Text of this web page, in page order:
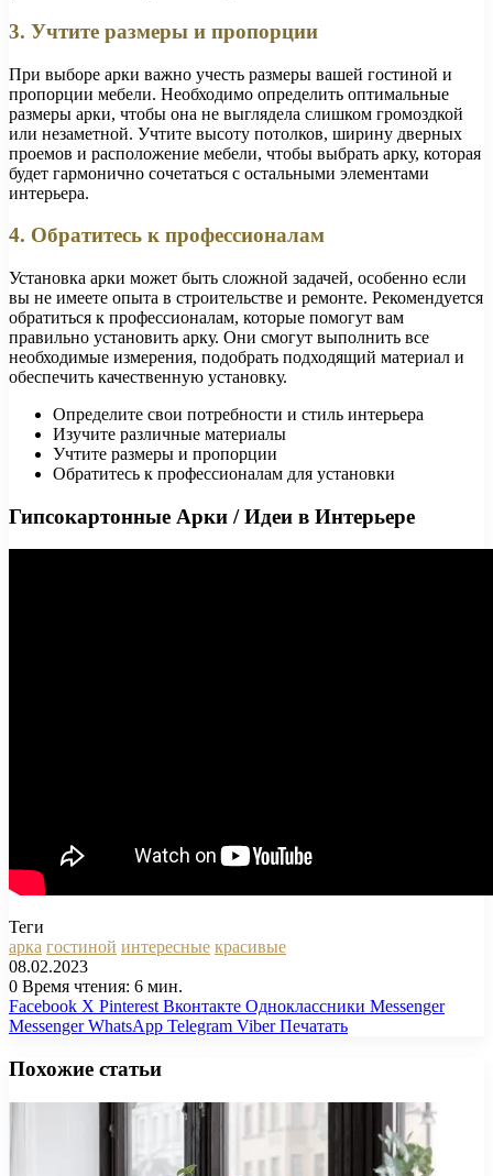
3. Учтите размеры и пропорции
При выборе арки важно учесть размеры вашей гостиной и
пропорции мебели. Необходимо определить оптимальные
размеры арки, чтобы она не выглядела слишком громоздкой
или незаметной. Учтите высоту потолков, ширину дверных
проемов и расположение мебели, чтобы выбрать арку, которая
будет гармонично сочетаться с остальными элементами
интерьера.
4. Обратитесь к профессионалам
Установка арки может быть сложной задачей, особенно если
вы не имеете опыта в строительстве и ремонте. Рекомендуется
обратиться к профессионалам, которые помогут вам
правильно установить арку. Они смогут выполнить все
необходимые измерения, подобрать подходящий материал и
обеспечить качественную установку.
Определите свои потребности и стиль интерьера
Изучите различные материалы
Учтите размеры и пропорции
Обратитесь к профессионалам для установки
Гипсокартонные Арки / Идеи в Интерьере
Теги
арка гостиной интересные красивые
08.02.2023
0 Время чтения: 6 мин.
Facebook X Pinterest Вконтакте Одноклассники Messenger
Messenger WhatsApp Telegram Viber Печатать
Похожие статьи